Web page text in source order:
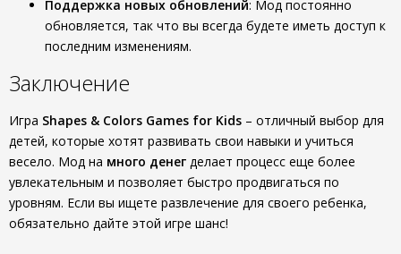
Поддержка новых обновлений: Мод постоянно
обновляется, так что вы всегда будете иметь доступ к
последним изменениям.
Заключение
Игра Shapes & Colors Games for Kids – отличный выбор для
детей, которые хотят развивать свои навыки и учиться
весело. Мод на много денег делает процесс еще более
увлекательным и позволяет быстро продвигаться по
уровням. Если вы ищете развлечение для своего ребенка,
обязательно дайте этой игре шанс!